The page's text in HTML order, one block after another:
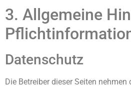
3. Allgemeine
Datenschutz
Die Betreiber dieser Seiten nehmen